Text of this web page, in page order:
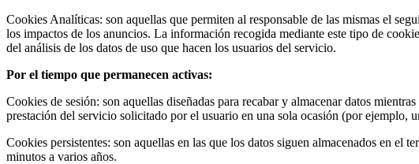
Cookies Analíticas: son aquellas que permiten al responsable de las mismas el
los impactos de los anuncios. La información recogida mediante este tipo de
del análisis de los datos de uso que hacen los usuarios del servicio.
Por el tiempo que permanecen activas:
Cookies de sesión: son aquellas diseñadas para recabar y almacenar datos
prestación del servicio solicitado por el usuario en una sola ocasión (por ejemplo,
Cookies persistentes: son aquellas en las que los datos siguen almacenados en
minutos a varios años.